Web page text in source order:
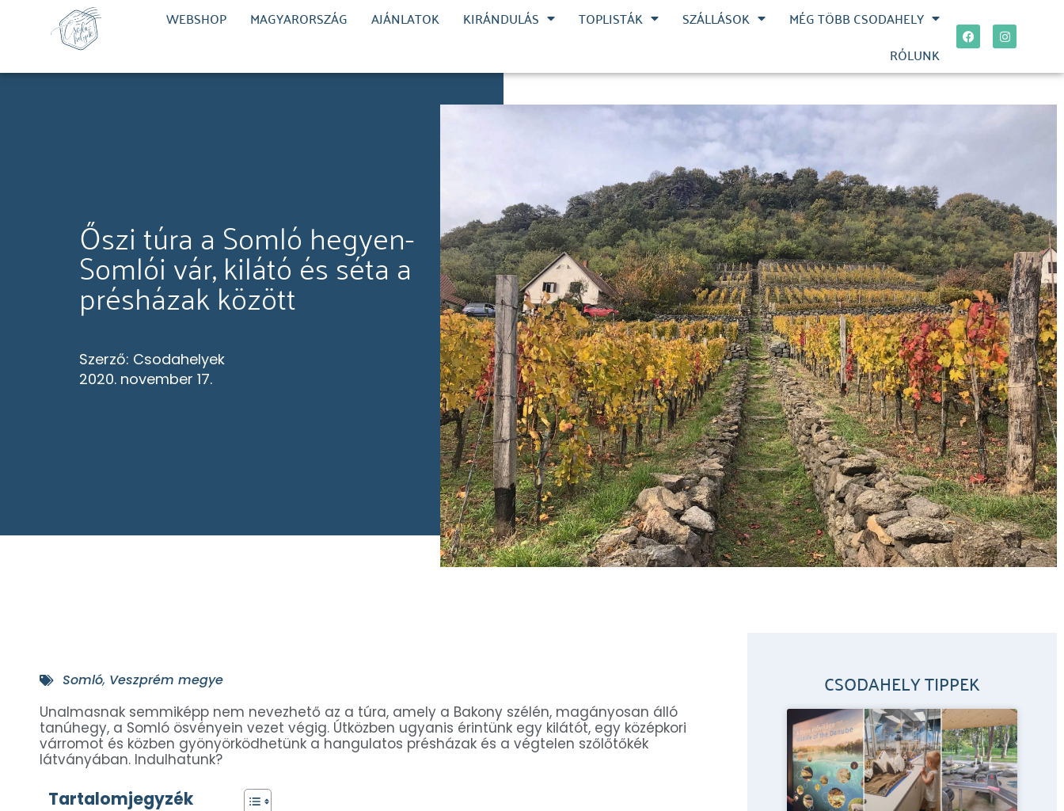
WEBSHOP MAGYARORSZÁG AJÁNLATOK KIRÁNDULÁS TOPLISTÁK SZÁLLÁSOK
MÉG TÖBB CSODAHELY
RÓLUNK
Őszi túra a Somló hegyen-
Somlói vár, kilátó és séta a
présházak között
Szerző: Csodahelyek
2020. november 17.
Somló, Veszprém megye
Unalmasnak semmiképp nem nevezhető az a túra, amely a Bakony szélén, magányosan álló
tanúhegy, a Somló ösvényein vezet végig. Útközben ugyanis érintünk egy kilátót, egy középkori
várromot és közben gyönyörködhetünk a hangulatos présházak és a végtelen szőlőtőkék
látványában. Indulhatunk?
Tartalomjegyzék
CSODAHELY TIPPEK